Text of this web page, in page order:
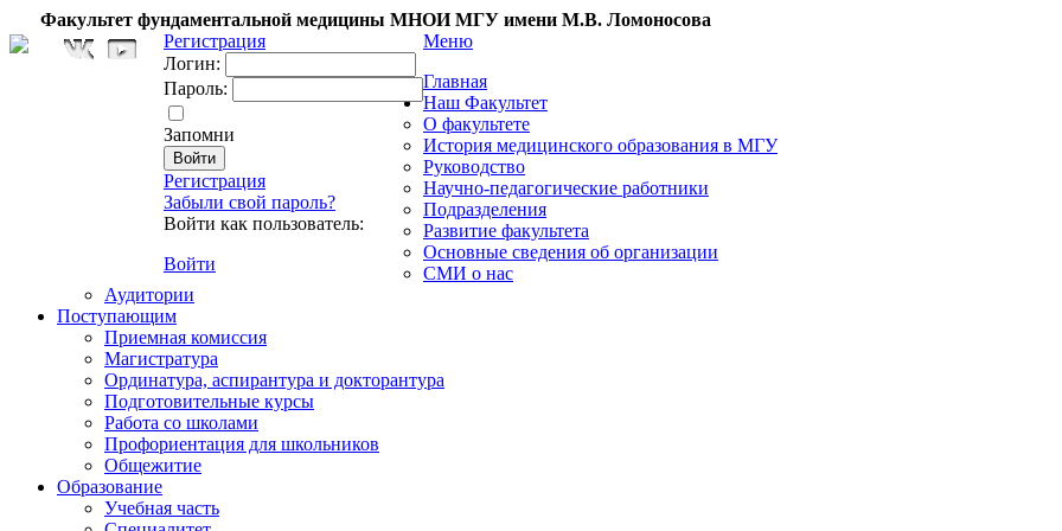
Факультет фундаментальной медицины МНОИ МГУ имени М.В. Ломоносова
Регистрация
Логин:
Пароль:
Запомни
Регистрация
Забыли свой пароль?
Войти как пользователь:
Войти
Меню
Главная
Наш Факультет
О факультете
История медицинского образования в МГУ
Руководство
Научно-педагогические работники
Подразделения
Развитие факультета
Основные сведения об организации
СМИ о нас
Аудитории
Поступающим
Приемная комиссия
Магистратура
Ординатура, аспирантура и докторантура
Подготовительные курсы
Работа со школами
Профориентация для школьников
Общежитие
Образование
Учебная часть